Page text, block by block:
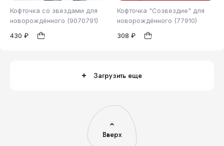
Кофточка со звездами для
новорождённого (9070791)
430 ₽
86
Кофточка "Созвездие" для
новорождённого (77910)
308 ₽
62
Загрузить еще
Вверх